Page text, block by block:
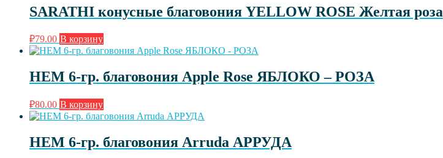
SARATHI конусные благовония YELLOW ROSE Желтая роза
₽79.00 В корзину
HEM 6-гр. благовония Apple Rose ЯБЛОКО – РОЗА
₽80.00 В корзину
HEM 6-гр. благовония Arruda АРРУДА